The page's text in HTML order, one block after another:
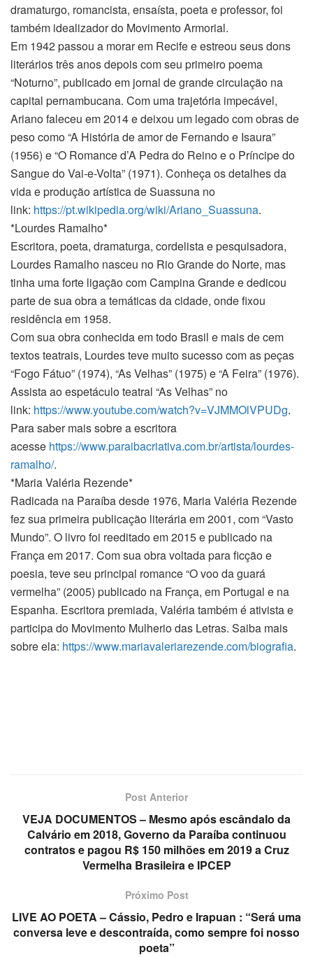
dramaturgo, romancista, ensaísta, poeta e professor, foi
também idealizador do Movimento Armorial.
Em 1942 passou a morar em Recife e estreou seus dons
literários três anos depois com seu primeiro poema
“Noturno”, publicado em jornal de grande circulação na
capital pernambucana. Com uma trajetória impecável,
Ariano faleceu em 2014 e deixou um legado com obras de
peso como “A História de amor de Fernando e Isaura”
(1956) e “O Romance d’A Pedra do Reino e o Príncipe do
Sangue do Vai-e-Volta” (1971). Conheça os detalhes da
vida e produção artística de Suassuna no
link: https://pt.wikipedia.org/wiki/Ariano_Suassuna.
*Lourdes Ramalho*
Escritora, poeta, dramaturga, cordelista e pesquisadora,
Lourdes Ramalho nasceu no Rio Grande do Norte, mas
tinha uma forte ligação com Campina Grande e dedicou
parte de sua obra a temáticas da cidade, onde fixou
residência em 1958.
Com sua obra conhecida em todo Brasil e mais de cem
textos teatrais, Lourdes teve muito sucesso com as peças
“Fogo Fátuo” (1974), “As Velhas” (1975) e “A Feira” (1976).
Assista ao espetáculo teatral “As Velhas” no
link: https://www.youtube.com/watch?v=VJMMOlVPUDg.
Para saber mais sobre a escritora
acesse https://www.paraibacriativa.com.br/artista/lourdes-
ramalho/.
*Maria Valéria Rezende*
Radicada na Paraíba desde 1976, Maria Valéria Rezende
fez sua primeira publicação literária em 2001, com “Vasto
Mundo”. O livro foi reeditado em 2015 e publicado na
França em 2017. Com sua obra voltada para ficção e
poesia, teve seu principal romance “O voo da guará
vermelha” (2005) publicado na França, em Portugal e na
Espanha. Escritora premiada, Valéria também é ativista e
participa do Movimento Mulherio das Letras. Saiba mais
sobre ela: https://www.mariavaleriarezende.com/biografia.
Post Anterior
VEJA DOCUMENTOS – Mesmo após escândalo da
Calvário em 2018, Governo da Paraíba continuou
contratos e pagou R$ 150 milhões em 2019 a Cruz
Vermelha Brasileira e IPCEP
Próximo Post
LIVE AO POETA – Cássio, Pedro e Irapuan : “Será uma
conversa leve e descontraída, como sempre foi nosso
poeta”